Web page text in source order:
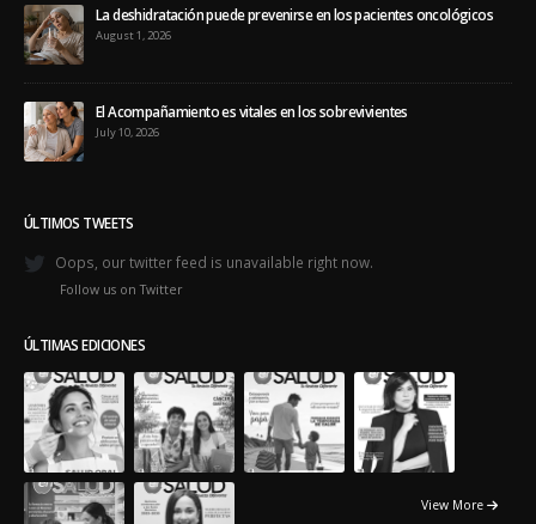
Follow us on Twitter
ÚLTIMAS EDICIONES
© Copyright 2018. Todos los Derechos Reservados. -
Powered by:
Exitosites.com